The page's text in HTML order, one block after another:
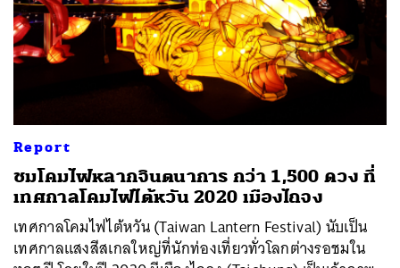
Report
ชมโคมไฟหลากจินตนาการ กว่า 1,500 ดวง ที่
เทศกาลโคมไฟไต้หวัน 2020 เมืองไถจง
เทศกาลโคมไฟไต้หวัน (Taiwan Lantern Festival) นับเป็น
เทศกาลแสงสีสเกลใหญ่ที่นักท่องเที่ยวทั่วโลกต่างรอชมใน